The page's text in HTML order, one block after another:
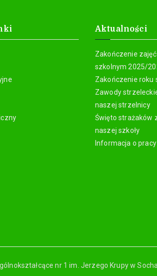
Aktualności
Zakończenie
szkolnym 2025/
Zakończenie roku
Zawody
naszej strzelnicy
Święto strażaków
naszej szkoły
Informacja o
nr 1 im. Jerzego Krupy w